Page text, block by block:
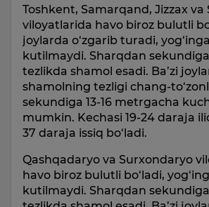
Toshkent, Samarqand, Jizzax va
viloyatlarida havo biroz bulutli
joylarda o‘zgarib turadi,
kutilmaydi. Sharqdan
tezlikda shamol esadi. Ba’zi
shamolning tezligi chang-
sekundiga 13-16 metrgacha
mumkin. Kechasi 19-24 daraja
37 daraja issiq bo‘ladi.
Qashqadaryo va Surxondaryo
havo biroz bulutli bo‘ladi,
kutilmaydi. Sharqdan